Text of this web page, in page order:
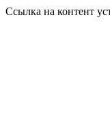
Ссылка на контент